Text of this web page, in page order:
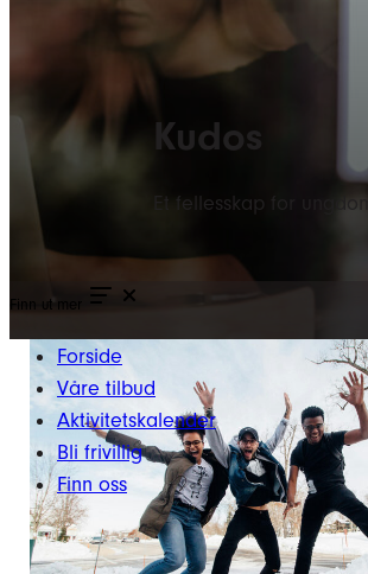
Kudos
Et fellesskap for ungdom.
Finn ut mer
Forside
Våre tilbud
Aktivitetskalender
Bli frivillig
Finn oss